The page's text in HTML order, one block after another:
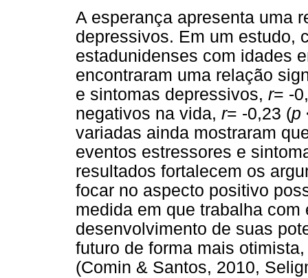
A esperança apresenta uma
depressivos. Em um estudo,
estadunidenses com idades
encontraram uma relação
e sintomas depressivos, r= -
negativos na vida, r= -0,23 (p
variadas ainda mostraram
eventos estressores e
resultados fortalecem os
focar no aspecto positivo
medida em que trabalha
desenvolvimento de suas
futuro de forma mais
(Comin & Santos, 2010,